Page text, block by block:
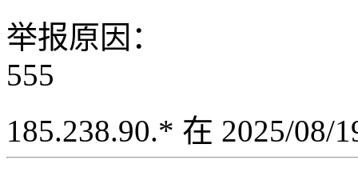
举报原因：
555
185.238.90.* 在 2025/08/